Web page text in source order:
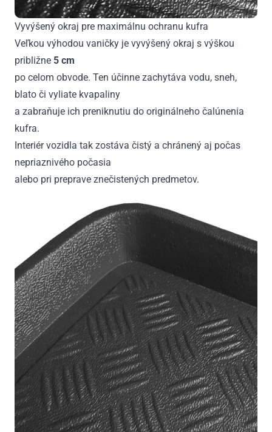
Vyvýšený okraj pre maximálnu ochranu kufra
Veľkou výhodou vaničky je vyvýšený okraj s výškou
približne 5 cm
po celom obvode. Ten účinne zachytáva vodu, sneh,
blato či vyliate kvapaliny
a zabraňuje ich preniknutiu do originálneho čalúnenia
kufra.
Interiér vozidla tak zostáva čistý a chránený aj počas
nepriaznivého počasia
alebo pri preprave znečistených predmetov.